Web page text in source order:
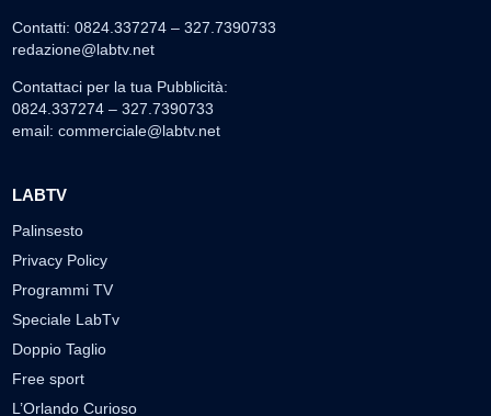
Contatti: 0824.337274 – 327.7390733
redazione@labtv.net
Contattaci per la tua Pubblicità:
0824.337274 – 327.7390733
email: commerciale@labtv.net
LABTV
Palinsesto
Privacy Policy
Programmi TV
Speciale LabTv
Doppio Taglio
Free sport
L’Orlando Curioso